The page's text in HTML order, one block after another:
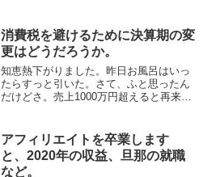
ね。子連れでさ。と思っていたらさ、創
業５年以上、すなわち個人...
消費税を避けるために決算期の変
更はどうだろうか。
知恵熱下がりました。昨日お風呂はいっ
たらすっと引いた。さて、ふと思ったん
だけどさ。売上1000万円超えると再来年
算のもとになる売上には含まれないんだ
よね。売上が下がった...
アフィリエイトを卒業します
と、2020年の収益、旦那の就職
など。